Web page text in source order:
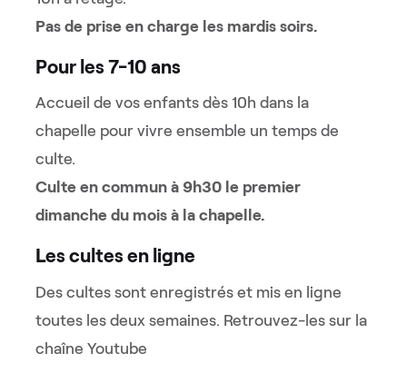
Pas de prise en charge les mardis soirs.
Pour les 7-10 ans
Accueil de vos enfants dès 10h dans la
chapelle pour vivre ensemble un temps de
culte.
Culte en commun à 9h30 le premier
dimanche du mois à la chapelle.
Les cultes en ligne
Des cultes sont enregistrés et mis en ligne
toutes les deux semaines. Retrouvez-les sur la
chaîne Youtube